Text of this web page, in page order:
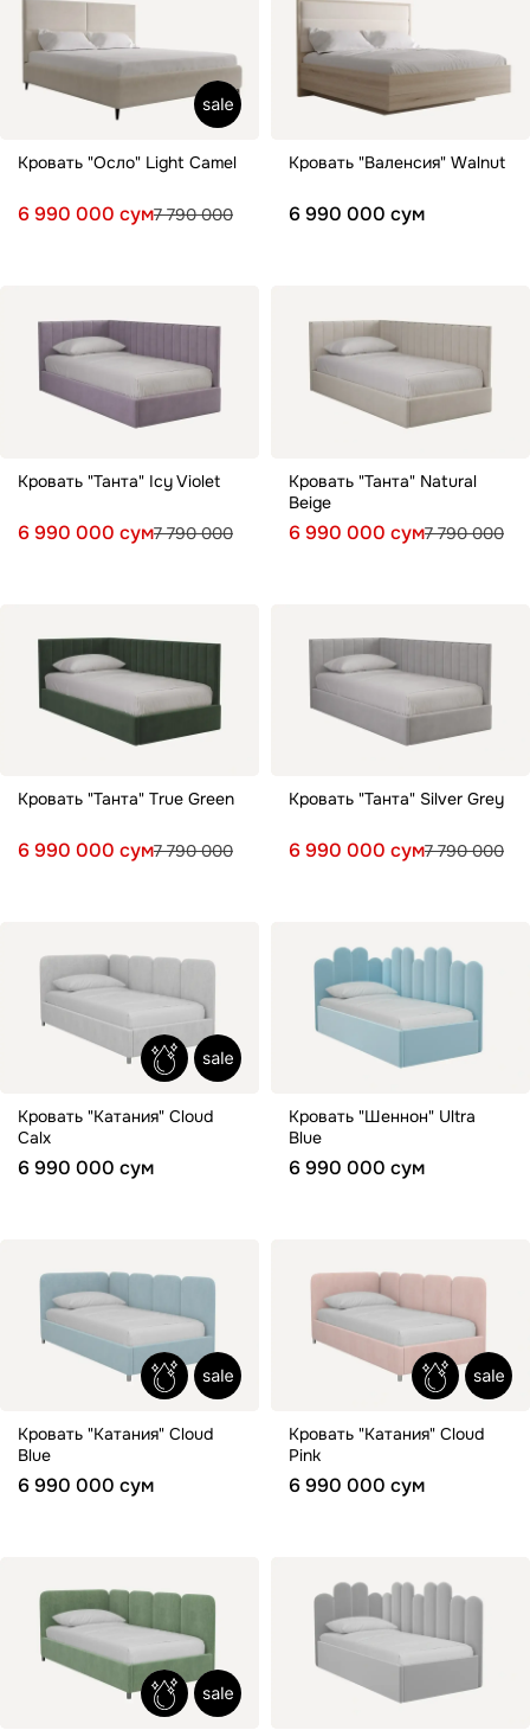
Кровать "Осло" Light Camel
6 990 000 сум7 790 000
Кровать "Валенсия" Walnut
6 990 000 сум
Кровать "Танта" Icy Violet
6 990 000 сум7 790 000
Кровать "Танта" Natural
Beige
6 990 000 сум7 790 000
Кровать "Танта" True Green
6 990 000 сум7 790 000
Кровать "Танта" Silver Grey
6 990 000 сум7 790 000
Кровать "Катания" Cloud
Calx
6 990 000 сум
Кровать "Шеннон" Ultra
Blue
6 990 000 сум
Кровать "Катания" Cloud
Blue
6 990 000 сум
Кровать "Катания" Cloud
Pink
6 990 000 сум